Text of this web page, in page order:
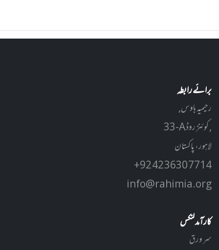
برائے رابطہ
رحیمیہ ہاوس,
33-A کوئنز روڈ ,
لاہور، پاکستان
+92 42 3630 7714
info@rahimia.org
کارآمد لنکس
سر ورق